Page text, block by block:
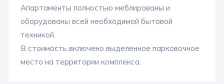
Апартаменты полностью меблированы и
оборудованы всей необходимой бытовой
техникой.
В стоимость включено выделенное парковочное
место на территории комплекса.